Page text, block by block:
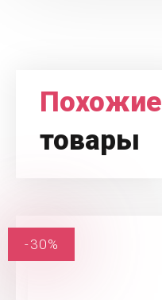
Похожие
товары
-30%